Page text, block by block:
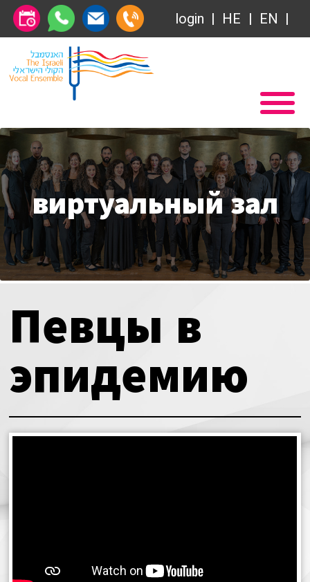
Абонемент
Передачи
Связаться с нами
О нас
за голосом
Магия голоса
Календарь
мой счет
Политика сайта
login HE EN
Главная
Вступление в Общество друзей Ансамбля
Общество друзей
Абонемент
Передачи
VOD
Связаться с нами
О нас
за голосом
Магия голоса
Виртуальный зал
Политика сайта
виртуальный зал
Певцы в
эпидемию